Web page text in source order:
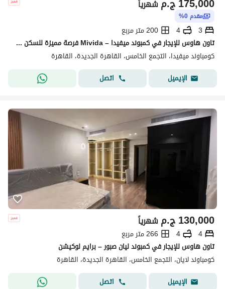
شهرياً
مقدم 0%
3
4
200 متر مربع
تاون هاوس للإيجار في كمبوند ميفيدا – Mivida فرصة مميزة للسكن في أحد أرقى كمبوندات القاهرة الجديدة، تاون هاوس راقٍ داخل كمبوند ميفيدا، يتميز بموقعه ال
كومباوند ميفيدا، التجمع الخامس، القاهرة الجديدة، القاهرة
الإيميل
اتصل
ج.م130,000 شهرياً
4
4
266 متر مربع
تاون هاوس للإيجار في كمبوند ليان صبور – برايم لوكيشن
كومباوند لايان، التجمع الخامس، القاهرة الجديدة، القاهرة
الإيميل
اتصل